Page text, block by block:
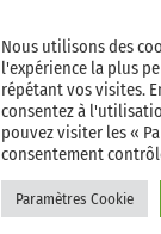
Nous utilisons des
l'expérience la plus
répétant vos visites.
consentez à
pouvez visiter les «
consentement
Paramètres Cookie